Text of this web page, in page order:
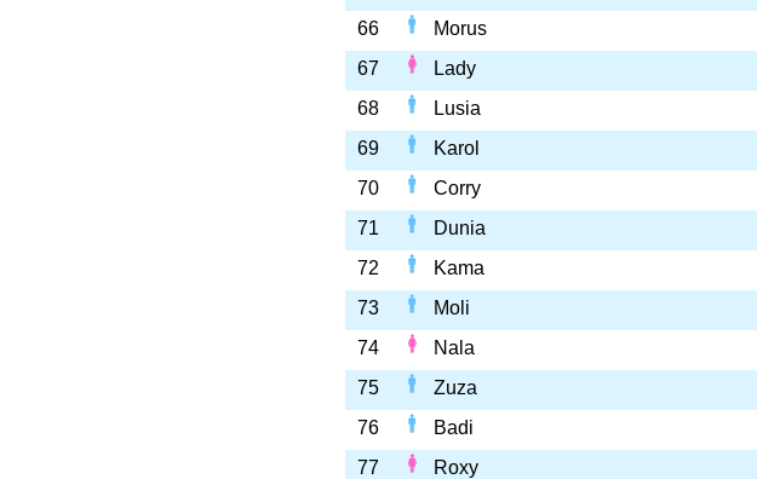
66
Morus
67
Lady
68
Lusia
69
Karol
70
Corry
71
Dunia
72
Kama
73
Moli
74
Nala
75
Zuza
76
Badi
77
Roxy